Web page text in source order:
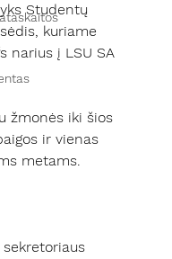
Studentų
kuriame
narius į LSU SA
žmonės iki šios
ir vienas
metams.